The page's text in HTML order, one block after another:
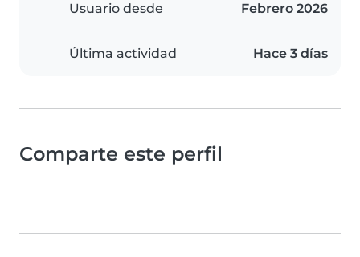
Usuario desde Febrero 2026
Última actividad Hace 3 días
Comparte este perfil